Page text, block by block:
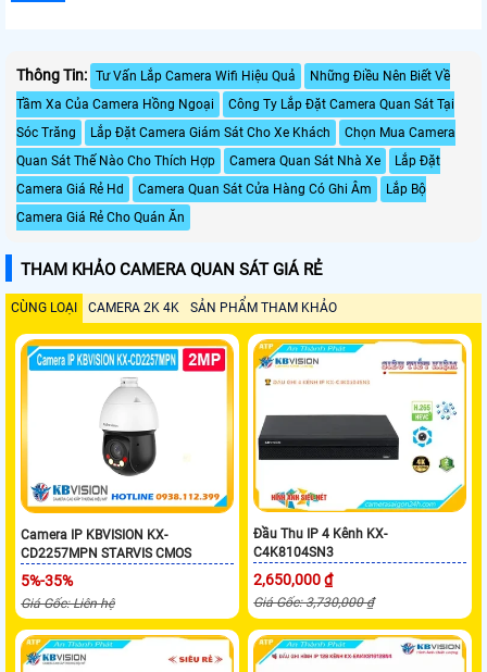
Thông Tin: Tư Vấn Lắp Camera Wifi Hiệu Quả
Những Điều Nên Biết Về
Tầm Xa Của Camera Hồng Ngoại
Công Ty Lắp Đặt Camera Quan Sát Tại
Sóc Trăng
Lắp Đặt Camera Giám Sát Cho Xe Khách
Chọn Mua Camera
Quan Sát Thế Nào Cho Thích Hợp
Camera Quan Sát Nhà Xe
Lắp Đặt
Camera Giá Rẻ Hd
Camera Quan Sát Cửa Hàng Có Ghi Âm
Lắp Bộ
Camera Giá Rẻ Cho Quán Ăn
THAM KHẢO CAMERA QUAN SÁT GIÁ RẺ
CÙNG LOẠI CAMERA 2K 4K SẢN PHẨM THAM KHẢO
Camera IP KBVISION KX-
CD2257MPN STARVIS CMOS
5%-35%
Giá Gốc: Liên hệ
Đầu Thu IP 4 Kênh KX-
C4K8104SN3
2,650,000 ₫
Giá Gốc: 3,730,000 ₫